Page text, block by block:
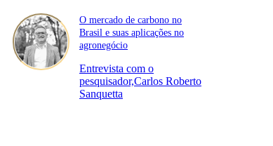
O mercado de carbono no
Brasil e suas aplicações no
agronegócio
Entrevista com o
pesquisador,Carlos Roberto
Sanquetta